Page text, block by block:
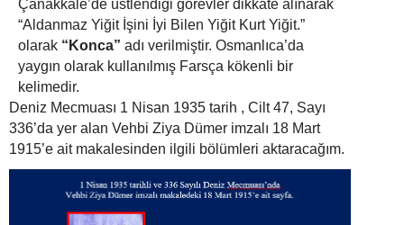
Çanakkale’de üstlendiği görevler dikkate alınarak
“Aldanmaz Yiğit İşini İyi Bilen Yiğit Kurt Yiğit.”
olarak “Konca” adı verilmiştir. Osmanlıca’da
yaygın olarak kullanılmış Farsça kökenli bir
kelimedir.
Deniz Mecmuası 1 Nisan 1935 tarih , Cilt 47, Sayı
336’da yer alan Vehbi Ziya Dümer imzalı 18 Mart
1915’e ait makalesinden ilgili bölümleri aktaracağım.